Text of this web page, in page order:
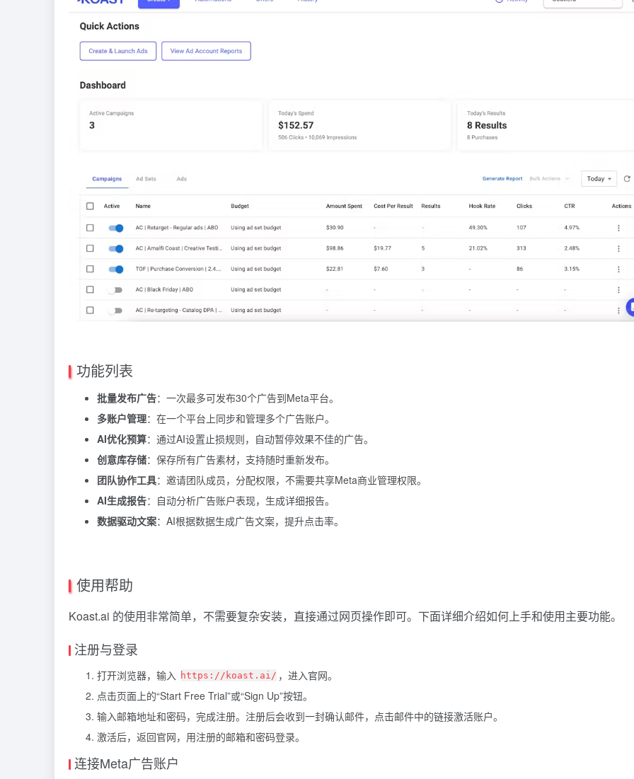
功能列表
批量发布广告：一次最多可发布30个广告到Meta平台。
多账户管理：在一个平台上同步和管理多个广告账户。
AI优化预算：通过AI设置止损规则，自动暂停效果不佳的广告。
创意库存储：保存所有广告素材，支持随时重新发布。
团队协作工具：邀请团队成员，分配权限，不需要共享Meta商业管理权限。
AI生成报告：自动分析广告账户表现，生成详细报告。
数据驱动文案：AI根据数据生成广告文案，提升点击率。
使用帮助
Koast.ai 的使用非常简单，不需要复杂安装，直接通过网页操作即可。下面详细介绍如何上手和使用主要功能。
注册与登录
打开浏览器，输入 https://koast.ai/ ，进入官网。
点击页面上的“Start Free Trial”或“Sign Up”按钮。
输入邮箱地址和密码，完成注册。注册后会收到一封确认邮件，点击邮件中的链接激活账户。
激活后，返回官网，用注册的邮箱和密码登录。
连接Meta广告账户